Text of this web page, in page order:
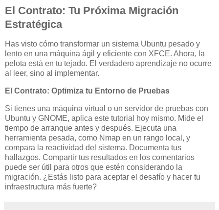
El Contrato: Tu Próxima Migración
Estratégica
Has visto cómo transformar un sistema Ubuntu pesado y
lento en una máquina ágil y eficiente con XFCE. Ahora, la
pelota está en tu tejado. El verdadero aprendizaje no ocurre
al leer, sino al implementar.
El Contrato: Optimiza tu Entorno de Pruebas
Si tienes una máquina virtual o un servidor de pruebas con
Ubuntu y GNOME, aplica este tutorial hoy mismo. Mide el
tiempo de arranque antes y después. Ejecuta una
herramienta pesada, como Nmap en un rango local, y
compara la reactividad del sistema. Documenta tus
hallazgos. Compartir tus resultados en los comentarios
puede ser útil para otros que estén considerando la
migración. ¿Estás listo para aceptar el desafío y hacer tu
infraestructura más fuerte?